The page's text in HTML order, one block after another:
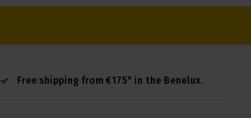
Free shipping from €175* in the Benelux.